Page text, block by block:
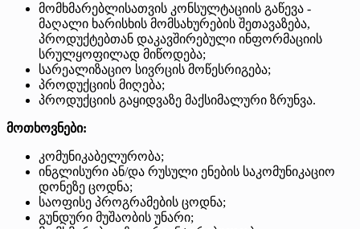
მომხმარებლისათვის კონსულტაციის გაწევა -
მაღალი ხარისხის მომსახურების შეთავაზება,
პროდუქტებთან დაკავშირებული ინფორმაციის
სრულყოფილად მიწოდება;
სარეალიზაციო სივრცის მოწესრიგება;
პროდუქციის მიღება;
პროდუქციის გაყიდვაზე მაქსიმალური ზრუნვა.
მოთხოვნები:
კომუნიკაბელურობა;
ინგლისური ან/და რუსული ენების საკომუნიკაციო
დონეზე ცოდნა;
საოფისე პროგრამების ცოდნა;
გუნდური მუშაობის უნარი;